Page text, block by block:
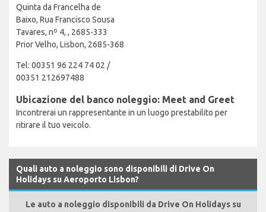
Quinta da Francelha de
Baixo, Rua Francisco Sousa
Tavares, nº 4, , 2685-333
Prior Velho, Lisbon, 2685-368
Tel: 00351 96 224 74 02 /
00351 212697488
Ubicazione del banco noleggio: Meet and Greet
Incontrerai un rappresentante in un luogo prestabilito per
ritirare il tuo veicolo.
Quali auto a noleggio sono disponibili di Drive On
Holidays su Aeroporto Lisbon?
Le auto a noleggio disponibili da Drive On Holidays su